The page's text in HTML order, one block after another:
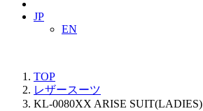
JP
EN
TOP
レザースーツ
KL-0080XX ARISE SUIT(LADIES)